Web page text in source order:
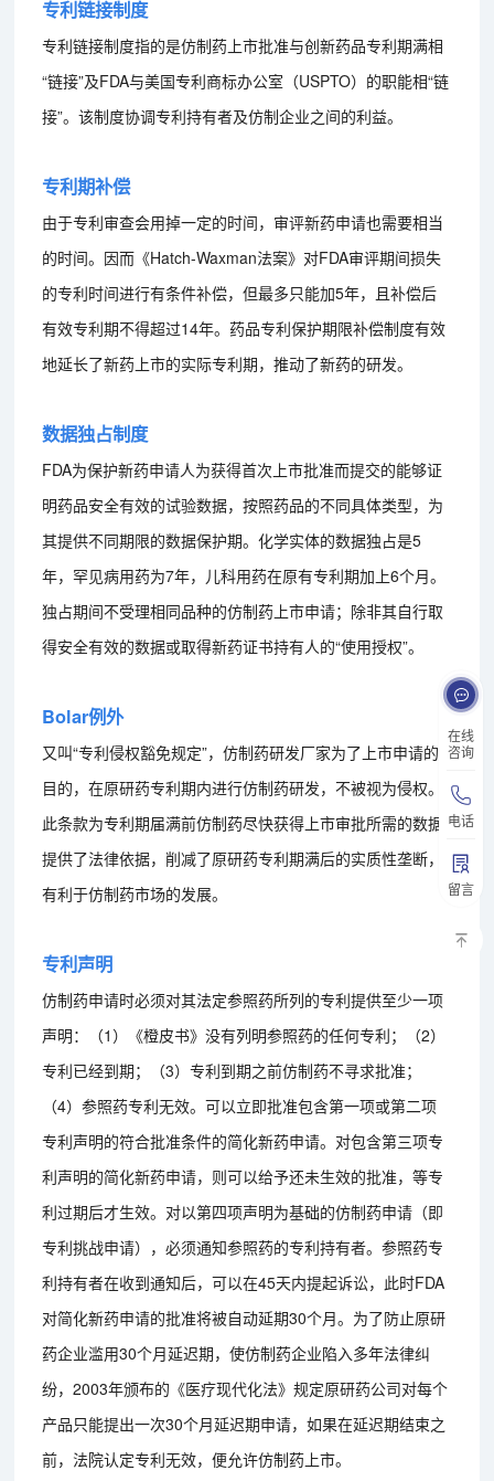
在线
咨询
电话
留言
专利链接制度
专利链接制度指的是仿制药上市批准与创新药品专利期满相
“链接”及FDA与美国专利商标办公室（USPTO）的职能相“链
接”。该制度协调专利持有者及仿制企业之间的利益。
专利期补偿
由于专利审查会用掉一定的时间，审评新药申请也需要相当
的时间。因而《Hatch-Waxman法案》对FDA审评期间损失
的专利时间进行有条件补偿，但最多只能加5年，且补偿后
有效专利期不得超过14年。药品专利保护期限补偿制度有效
地延长了新药上市的实际专利期，推动了新药的研发。
数据独占制度
FDA为保护新药申请人为获得首次上市批准而提交的能够证
明药品安全有效的试验数据，按照药品的不同具体类型，为
其提供不同期限的数据保护期。化学实体的数据独占是5
年，罕见病用药为7年，儿科用药在原有专利期加上6个月。
独占期间不受理相同品种的仿制药上市申请；除非其自行取
得安全有效的数据或取得新药证书持有人的“使用授权”。
Bolar例外
又叫“专利侵权豁免规定”，仿制药研发厂家为了上市申请的
目的，在原研药专利期内进行仿制药研发，不被视为侵权。
此条款为专利期届满前仿制药尽快获得上市审批所需的数据
提供了法律依据，削减了原研药专利期满后的实质性垄断，
有利于仿制药市场的发展。
专利声明
仿制药申请时必须对其法定参照药所列的专利提供至少一项
声明：（1）《橙皮书》没有列明参照药的任何专利；（2）
专利已经到期；（3）专利到期之前仿制药不寻求批准；
（4）参照药专利无效。可以立即批准包含第一项或第二项
专利声明的符合批准条件的简化新药申请。对包含第三项专
利声明的简化新药申请，则可以给予还未生效的批准，等专
利过期后才生效。对以第四项声明为基础的仿制药申请（即
专利挑战申请），必须通知参照药的专利持有者。参照药专
利持有者在收到通知后，可以在45天内提起诉讼，此时FDA
对简化新药申请的批准将被自动延期30个月。为了防止原研
药企业滥用30个月延迟期，使仿制药企业陷入多年法律纠
纷，2003年颁布的《医疗现代化法》规定原研药公司对每个
产品只能提出一次30个月延迟期申请，如果在延迟期结束之
前，法院认定专利无效，便允许仿制药上市。